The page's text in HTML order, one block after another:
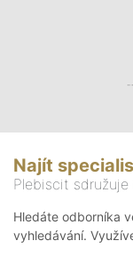
Najít
Plebiscit
Hledáte odborníka
vyhledávání.